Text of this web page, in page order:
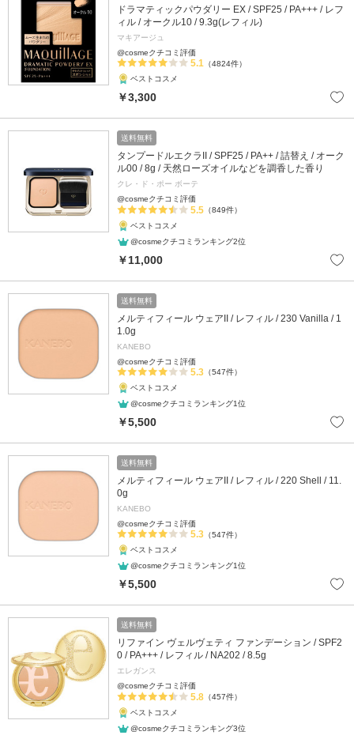
ドラマティックパウダリー EX / SPF25 / PA+++ / レフ
ィル / オークル10 / 9.3g(レフィル)
マキアージュ
@cosmeクチコミ評価
5.1 （4824件）
ベストコスメ
￥3,300
送料無料
タンプードルエクラII / SPF25 / PA++ / 詰替え / オーク
ル00 / 8g / 天然ローズオイルなどを調香した香り
クレ・ド・ポー ボーテ
@cosmeクチコミ評価
5.5 （849件）
ベストコスメ
@cosmeクチコミランキング2位
￥11,000
送料無料
メルティフィール ウェアII / レフィル / 230 Vanilla / 1
1.0g
KANEBO
@cosmeクチコミ評価
5.3 （547件）
ベストコスメ
@cosmeクチコミランキング1位
￥5,500
送料無料
メルティフィール ウェアII / レフィル / 220 Shell / 11.
0g
KANEBO
@cosmeクチコミ評価
5.3 （547件）
ベストコスメ
@cosmeクチコミランキング1位
￥5,500
送料無料
リファイン ヴェルヴェティ ファンデーション / SPF2
0 / PA+++ / レフィル / NA202 / 8.5g
エレガンス
@cosmeクチコミ評価
5.8 （457件）
ベストコスメ
@cosmeクチコミランキング3位